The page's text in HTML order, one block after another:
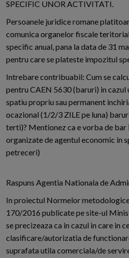
SPECIFIC UNOR ACTIVITATI.
Persoanele juridice romane
comunica organelor fiscale
specific anual, pana la data de 31
pentru care se plateste impozitul
Intrebare contribuabil: Cum se
pentru CAEN 5630 (baruri) in cazul
spatiu propriu sau permanent
ocazional (1/2/3 ZILE pe luna)
terti)? Mentionez ca e vorba de bar
organizate de agentul economic in
petreceri)
Raspuns Agentia Nationala de
In proiectul Normelor
170/2016 publicate pe site-ul
se precizeaza ca in cazul in care in
clasificare/autorizatia de
suprafata utila comerciala/de